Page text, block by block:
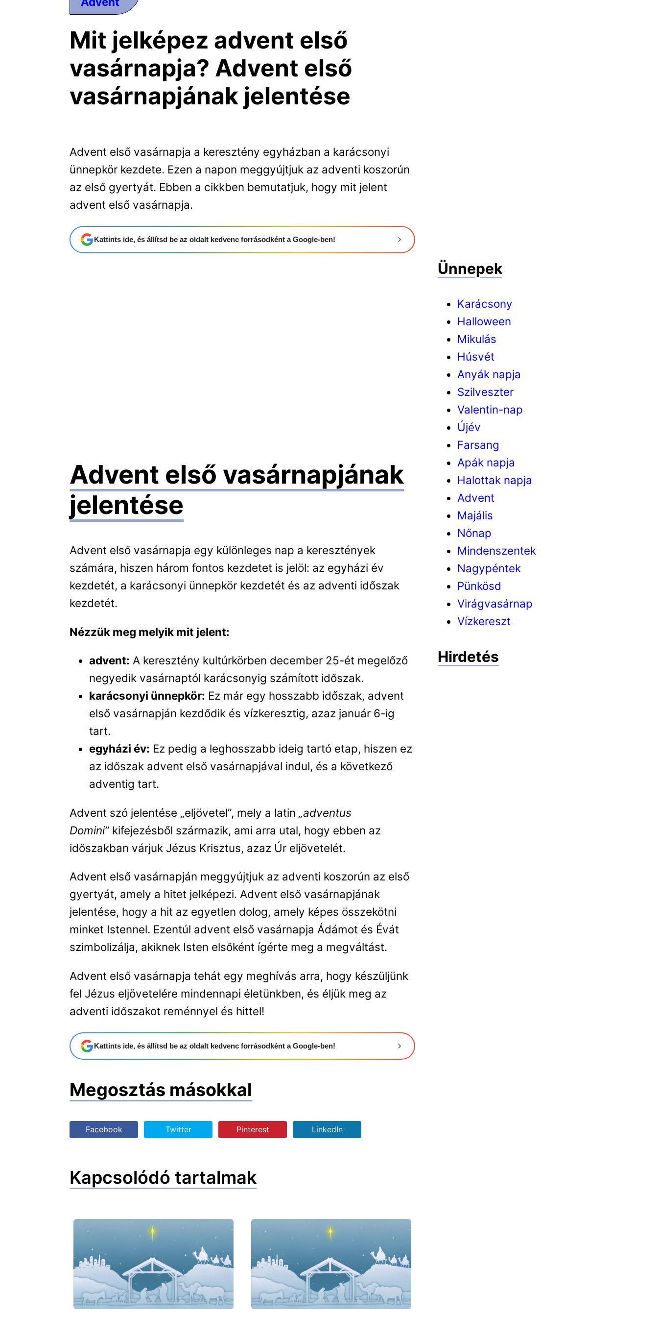
Mit jelképez advent első
vasárnapja? Advent első
vasárnapjának jelentése
Advent első vasárnapja a keresztény egyházban a karácsonyi
ünnepkör kezdete. Ezen a napon meggyújtjuk az adventi koszorún
az első gyertyát. Ebben a cikkben bemutatjuk, hogy mit jelent
advent első vasárnapja.
Kattints ide, és állítsd be az oldalt kedvenc forrásodként a Google-ben!
Advent első vasárnapjának
jelentése
Advent első vasárnapja egy különleges nap a keresztények
számára, hiszen három fontos kezdetet is jelöl: az egyházi év
kezdetét, a karácsonyi ünnepkör kezdetét és az adventi időszak
kezdetét.
Nézzük meg melyik mit jelent:
advent: A keresztény kultúrkörben december 25-ét megelőző
negyedik vasárnaptól karácsonyig számított időszak.
karácsonyi ünnepkör: Ez már egy hosszabb időszak, advent
első vasárnapján kezdődik és vízkeresztig, azaz január 6-ig
tart.
egyházi év: Ez pedig a leghosszabb ideig tartó etap, hiszen ez
az időszak advent első vasárnapjával indul, és a következő
adventig tart.
Advent szó jelentése „eljövetel”, mely a latin„adventus
Domini” kifejezésből származik, ami arra utal, hogy ebben az
időszakban várjuk Jézus Krisztus, azaz Úr eljövetelét.
Advent első vasárnapján meggyújtjuk az adventi koszorún az első
gyertyát, amely a hitet jelképezi. Advent első vasárnapjának
jelentése, hogy a hit az egyetlen dolog, amely képes összekötni
minket Istennel. Ezentúl advent első vasárnapja Ádámot és Évát
szimbolizálja, akiknek Isten elsőként ígérte meg a megváltást.
Advent első vasárnapja tehát egy meghívás arra, hogy készüljünk
fel Jézus eljövetelére mindennapi életünkben, és éljük meg az
adventi időszakot reménnyel és hittel!
Kattints ide, és állítsd be az oldalt kedvenc forrásodként a Google-ben!
Megosztás másokkal
Facebook Twitter Pinterest LinkedIn
Kapcsolódó tartalmak
Ünnepek
Karácsony
Halloween
Mikulás
Húsvét
Anyák napja
Szilveszter
Valentin-nap
Újév
Farsang
Apák napja
Halottak napja
Advent
Majális
Nőnap
Mindenszentek
Nagypéntek
Pünkösd
Virágvasárnap
Vízkereszt
Hirdetés